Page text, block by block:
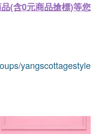
(含0元商品搶標)等您
yangscottagestyle